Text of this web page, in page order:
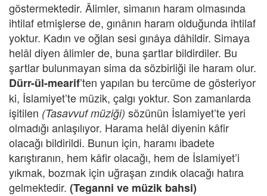
göstermektedir. Âlimler, simanın haram olmasında
ihtilaf etmişlerse de, gınânın haram olduğunda ihtilaf
yoktur. Kadın ve oğlan sesi gınâya dâhildir. Simaya
helâl diyen âlimler de, buna şartlar bildirdiler. Bu
şartlar bulunmayan sima da sözbirliği ile haram olur.
Dürr-ül-mearif’ten yapılan bu tercüme de gösteriyor
ki, İslamiyet’te müzik, çalgı yoktur. Son zamanlarda
işitilen (Tasavvuf müziği) sözünün İslamiyet’te yeri
olmadığı anlaşılıyor. Harama helâl diyenin kâfir
olacağı bildirildi. Bunun için, haramı ibadete
karıştıranın, hem kâfir olacağı, hem de İslamiyet’i
yıkmak, bozmak için uğraşan zındık olacağı hatıra
gelmektedir. (Teganni ve müzik bahsi)